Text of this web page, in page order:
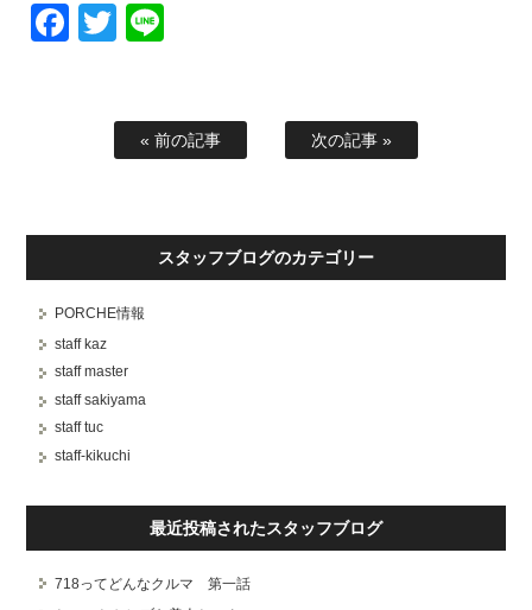
Facebook
Twitter
« 前の記事 次の記事 »
スタッフブログのカテゴリー
PORCHE情報
staff kaz
staff master
staff sakiyama
staff tuc
staff-kikuchi
最近投稿されたスタッフブログ
718ってどんなクルマ 第一話